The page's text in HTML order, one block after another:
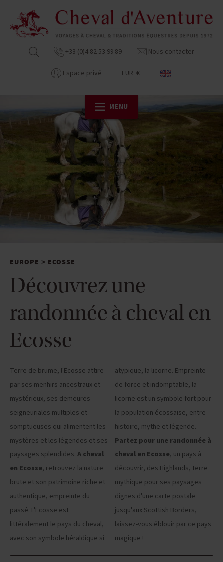
+33 (0)4 82 53 99 89 Nous contacter
Espace privé EUR €
MENU
EUROPE > ECOSSE
Découvrez une
randonnée à cheval en
Ecosse
Terre de brume, l'Ecosse attire
par ses menhirs ancestraux et
mystérieux, ses demeures
seigneuriales multiples et
somptueuses qui alimentent les
mystères et les légendes et ses
paysages splendides. A cheval
en Ecosse, retrouvez la nature
brute et son patrimoine riche et
authentique, empreinte du
passé. L'Ecosse est
littéralement le pays du cheval,
avec son symbole héraldique si
atypique, la licorne. Empreinte
de force et indomptable, la
licorne est un symbole fort pour
la population écossaise, entre
histoire, mythe et légende.
Partez pour une randonnée à
cheval en Ecosse, un pays à
découvrir, des Highlands, terre
mythique pour ses paysages
dignes d'une carte postale
jusqu'aux Scottish Borders,
laissez-vous éblouir par ce pays
magique !